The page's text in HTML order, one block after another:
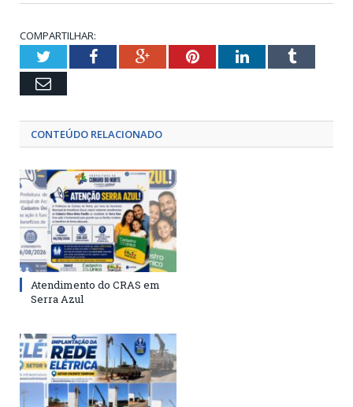
COMPARTILHAR:
TwitterFacebookGoogle+PinterestLinkedInTumblr
Email
CONTEÚDO RELACIONADO
Atendimento do CRAS em
Serra Azul